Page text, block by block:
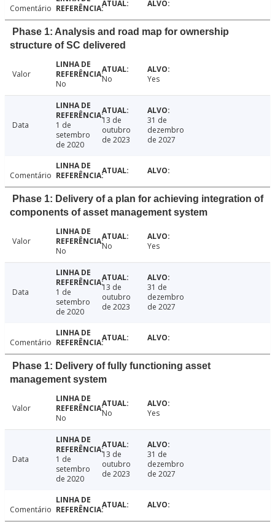
Comentário
Phase 1: Analysis and road map for ownership
structure of SC delivered
Valor
No
No Yes
Data
1 de
setembro
de 2020
13 de
outubro
de 2023
31 de
dezembro
de 2027
Comentário
Phase 1: Delivery of a plan for achieving integration of
components of asset management system
Valor
No
No Yes
Data
1 de
setembro
de 2020
13 de
outubro
de 2023
31 de
dezembro
de 2027
Comentário
Phase 1: Delivery of fully functioning asset
management system
Valor
No
No Yes
Data
1 de
setembro
de 2020
13 de
outubro
de 2023
31 de
dezembro
de 2027
Comentário